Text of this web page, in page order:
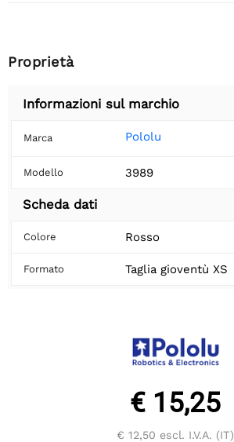
Proprietà
Informazioni sul marchio
Marca Pololu
Modello 3989
Scheda dati
Colore Rosso
Formato Taglia gioventù XS
€ 15,25
€ 12,50 escl. I.V.A. (IT)